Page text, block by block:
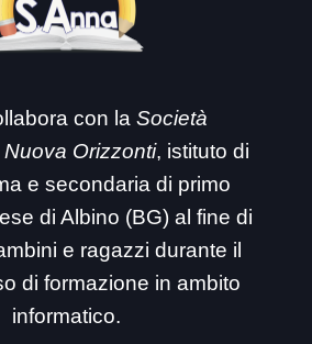
con la Società
Orizzonti, istituto di
e secondaria di primo
di Albino (BG) al fine di
e ragazzi durante il
di formazione in ambito
informatico.